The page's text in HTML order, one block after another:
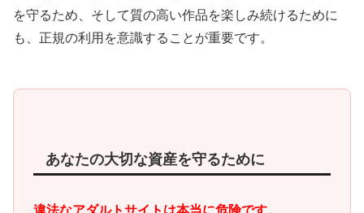
を守るため、そして質の高い作品を楽しみ続けるために
も、正規の利用を意識することが重要です。
あなたの大切な資産を守るために
違法なアダルトサイトは本当に危険です。